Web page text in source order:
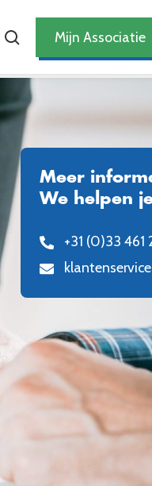
Mijn Associatie
Meer
We helpen
+31 (0)33 461